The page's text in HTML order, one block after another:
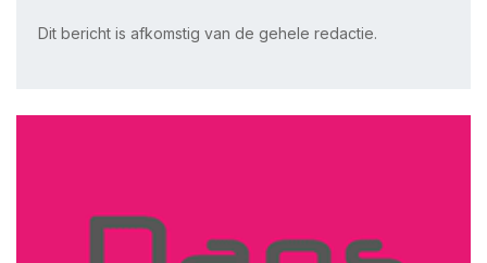
Dit bericht is afkomstig van de gehele redactie.